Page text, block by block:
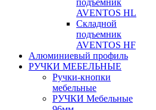
подъемник
AVENTOS HL
Складной
подъемник
AVENTOS HF
Алюминиевый профиль
РУЧКИ МЕБЕЛЬНЫЕ
Ручки-кнопки
мебельные
РУЧКИ Мебельные